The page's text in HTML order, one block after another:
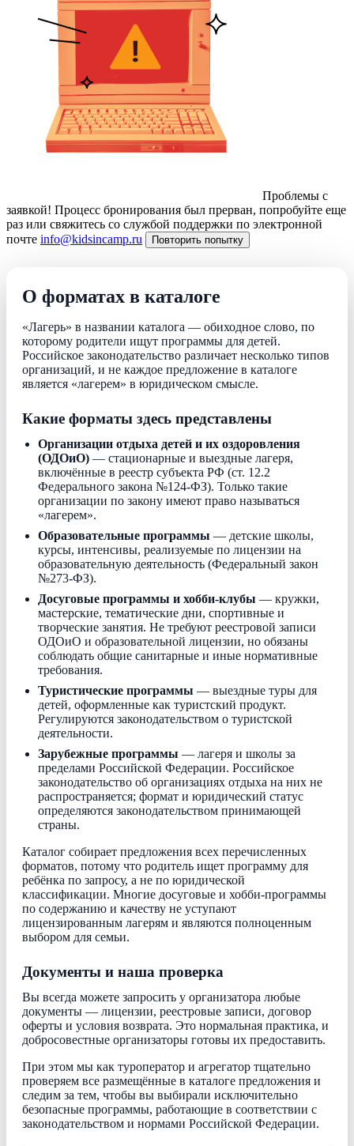
Проблемы с
заявкой! Процесс бронирования был прерван, попробуйте еще
раз или свяжитесь со службой поддержки по электронной
почте info@kidsincamp.ru Повторить попытку
О форматах в каталоге
«Лагерь» в названии каталога — обиходное слово, по
которому родители ищут программы для детей.
Российское законодательство различает несколько типов
организаций, и не каждое предложение в каталоге
является «лагерем» в юридическом смысле.
Какие форматы здесь представлены
Организации отдыха детей и их оздоровления
(ОДОиО) — стационарные и выездные лагеря,
включённые в реестр субъекта РФ (ст. 12.2
Федерального закона №124-ФЗ). Только такие
организации по закону имеют право называться
«лагерем».
Образовательные программы — детские школы,
курсы, интенсивы, реализуемые по лицензии на
образовательную деятельность (Федеральный закон
№273-ФЗ).
Досуговые программы и хобби-клубы — кружки,
мастерские, тематические дни, спортивные и
творческие занятия. Не требуют реестровой записи
ОДОиО и образовательной лицензии, но обязаны
соблюдать общие санитарные и иные нормативные
требования.
Туристические программы — выездные туры для
детей, оформленные как туристский продукт.
Регулируются законодательством о туристской
деятельности.
Зарубежные программы — лагеря и школы за
пределами Российской Федерации. Российское
законодательство об организациях отдыха на них не
распространяется; формат и юридический статус
определяются законодательством принимающей
страны.
Каталог собирает предложения всех перечисленных
форматов, потому что родитель ищет программу для
ребёнка по запросу, а не по юридической
классификации. Многие досуговые и хобби-программы
по содержанию и качеству не уступают
лицензированным лагерям и являются полноценным
выбором для семьи.
Документы и наша проверка
Вы всегда можете запросить у организатора любые
документы — лицензии, реестровые записи, договор
оферты и условия возврата. Это нормальная практика, и
добросовестные организаторы готовы их предоставить.
При этом мы как туроператор и агрегатор тщательно
проверяем все размещённые в каталоге предложения и
следим за тем, чтобы вы выбирали исключительно
безопасные программы, работающие в соответствии с
законодательством и нормами Российской Федерации.